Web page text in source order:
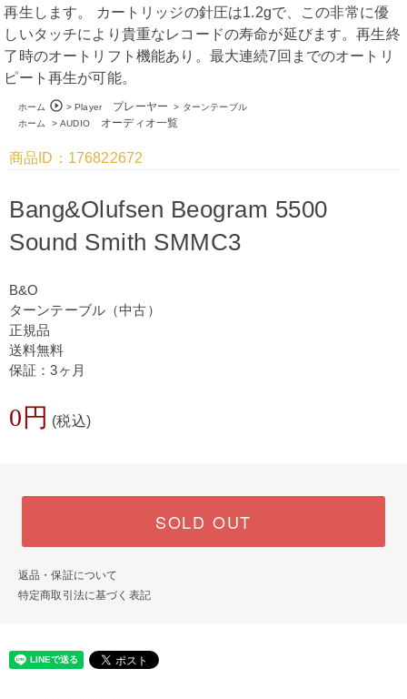
再生します。 カートリッジの針圧は1.2gで、この非常に優
しいタッチにより貴重なレコードの寿命が延びます。再生終
了時のオートリフト機能あり。最大連続7回までのオートリ
ピート再生が可能。
ホーム >
play_circle_outline Playerプレーヤー > ターンテーブル
ホーム
>AUDIOオーディオ一覧
商品ID：176822672
Bang&Olufsen Beogram 5500
Sound Smith SMMC3
B&O
ターンテーブル（中古）
正規品
送料無料
保証：3ヶ月
0円 (税込)
SOLD OUT
返品・保証について
特定商取引法に基づく表記